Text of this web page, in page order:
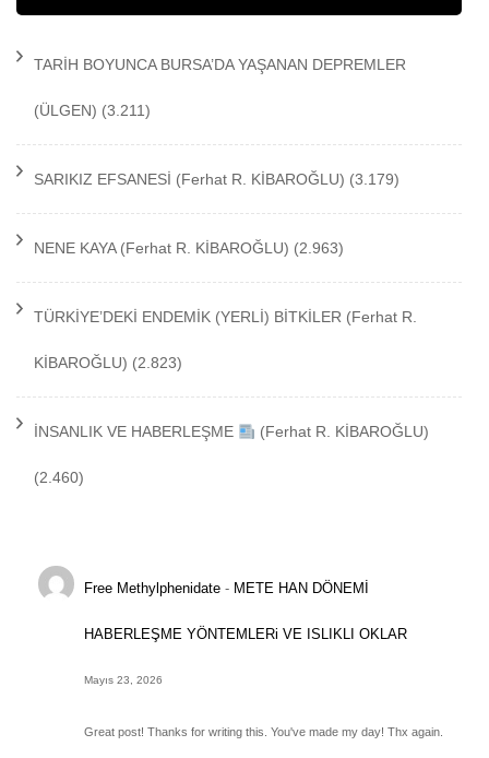
TARİH BOYUNCA BURSA’DA YAŞANAN DEPREMLER
(ÜLGEN) (3.211)
SARIKIZ EFSANESİ (Ferhat R. KİBAROĞLU) (3.179)
NENE KAYA (Ferhat R. KİBAROĞLU) (2.963)
TÜRKİYE’DEKİ ENDEMİK (YERLİ) BİTKİLER (Ferhat R.
KİBAROĞLU) (2.823)
İNSANLIK VE HABERLEŞME (Ferhat R. KİBAROĞLU)
(2.460)
Free Methylphenidate - METE HAN DÖNEMİ
HABERLEŞME YÖNTEMLERi VE ISLIKLI OKLAR
Mayıs 23, 2026
Great post! Thanks for writing this. You've made my day! Thx again.